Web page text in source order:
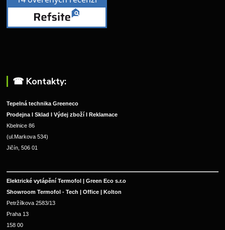
☎︎ Kontakty:
Tepelná technika Greeneco
Prodejna I Sklad I Výdej zboží I Reklamace
Kbelnice 86
(ul.Markova 534)
Jičín, 506 01
Elektrické vytápění Termofol | Green Eco s.r.o
Showroom Termofol - Tech | Office | Kolton
Petržílkova 2583/13
Praha 13
158 00